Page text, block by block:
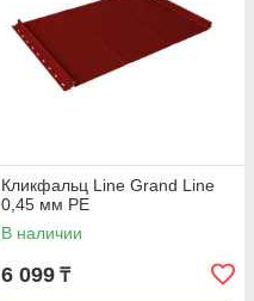
Кликфальц Line Grand Line
0,45 мм PE
В наличии
6 099 ₸